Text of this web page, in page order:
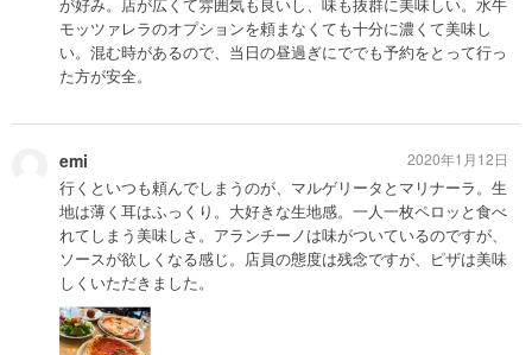
モッツァレラのオプションを頼まなくても十分に濃くて美味し
い。混む時があるので、当日の昼過ぎにででも予約をとって行っ
た方が安全。
emi
行くといつも頼んでしまうのが、マルゲリータとマリナーラ。生
地は薄く耳はふっくり。大好きな生地感。一人一枚ペロッと食べ
れてしまう美味しさ。アランチーノは味がついているのですが、
ソースが欲しくなる感じ。店員の態度は残念ですが、ピザは美味
しくいただきました。
2020年1月12日